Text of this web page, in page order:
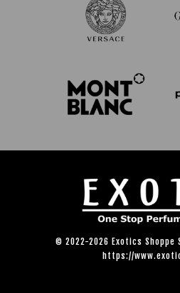
© 2022-2026 Exotics Shoppe
https://